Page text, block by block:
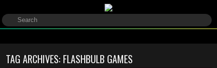
TAG ARCHIVES: FLASHBULB GAMES